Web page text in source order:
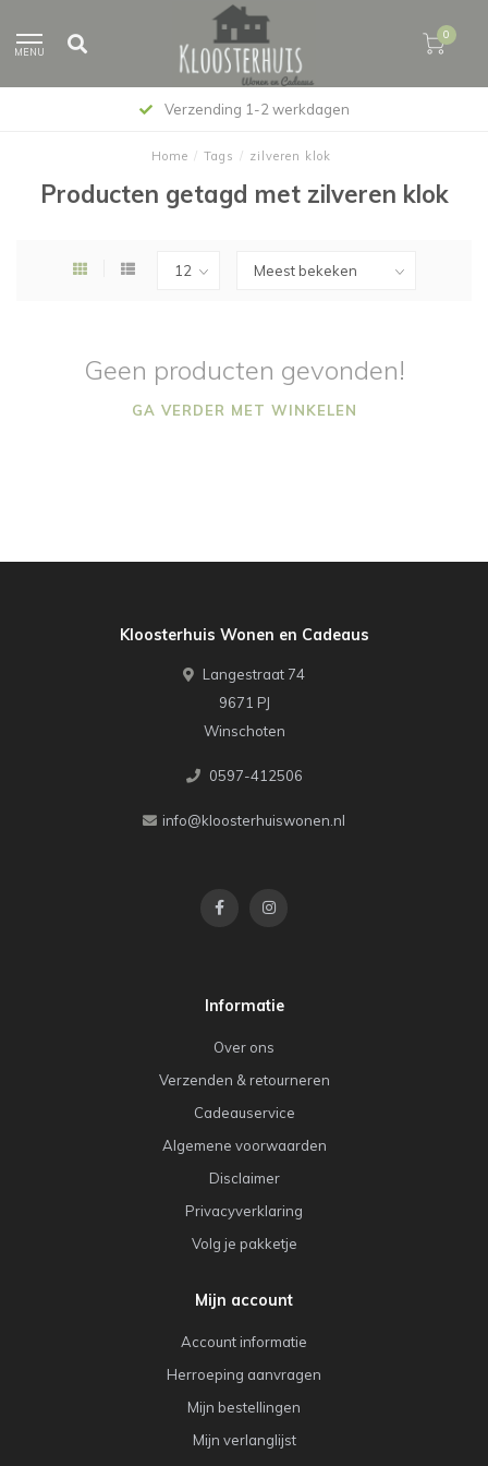
MENU
0
Verzending 1-2 werkdagen
Home / Tags / zilveren klok
Producten getagd met zilveren klok
Geen producten gevonden!
GA VERDER MET WINKELEN
Kloosterhuis Wonen en Cadeaus
Langestraat 74
9671 PJ
Winschoten
0597-412506
info@kloosterhuiswonen.nl
Informatie
Over ons
Verzenden & retourneren
Cadeauservice
Algemene voorwaarden
Disclaimer
Privacyverklaring
Volg je pakketje
Mijn account
Account informatie
Herroeping aanvragen
Mijn bestellingen
Mijn verlanglijst